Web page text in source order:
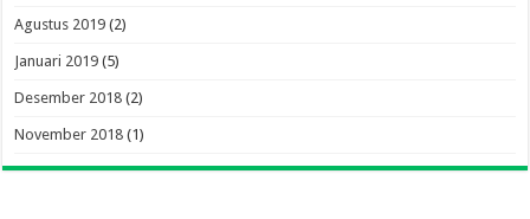
Agustus 2019 (2)
Januari 2019 (5)
Desember 2018 (2)
November 2018 (1)